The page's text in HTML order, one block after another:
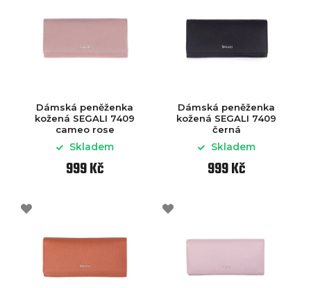
Dámská peněženka
kožená SEGALI 7409
cameo rose
Skladem
999 Kč
Dámská peněženka
kožená SEGALI 7409
černá
Skladem
999 Kč